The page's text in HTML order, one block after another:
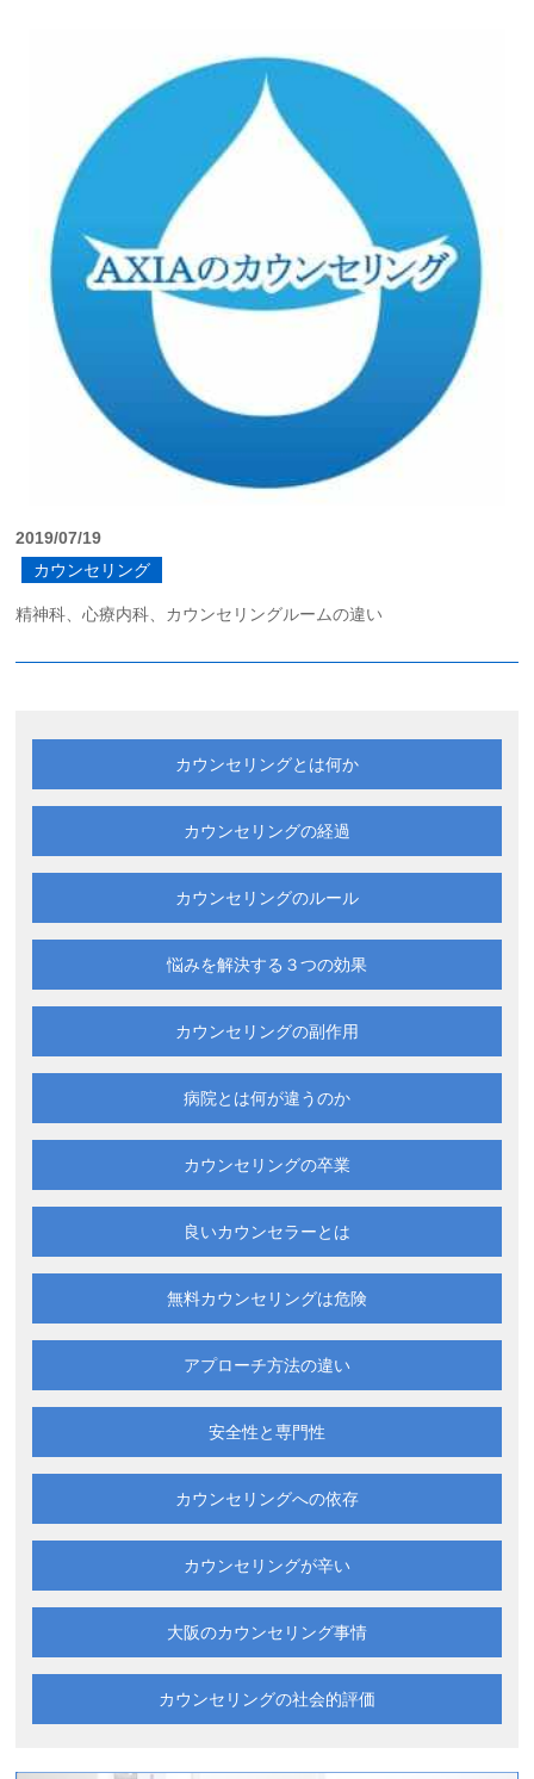
2019/07/19
カウンセリング
精神科、心療内科、カウンセリングルームの違い
カウンセリングとは何か
カウンセリングの経過
カウンセリングのルール
悩みを解決する ３つの効果
カウンセリングの副作用
病院とは何が違うのか
カウンセリングの卒業
良いカウンセラーとは
無料カウンセリングは危険
アプローチ方法の違い
安全性と専門性
カウンセリングへの依存
カウンセリングが辛い
大阪のカウンセリング事情
カウンセリングの社会的評価